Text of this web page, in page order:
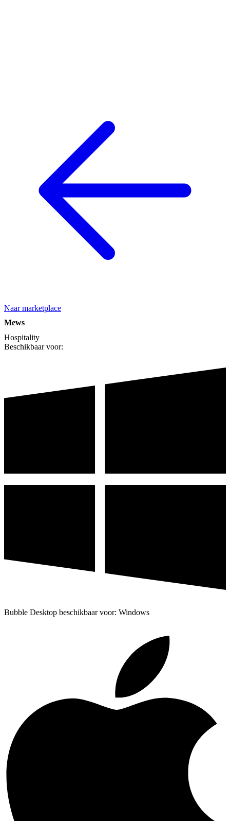
Naar marketplace
Mews
Hospitality
Beschikbaar voor:
Bubble Desktop beschikbaar voor: Windows